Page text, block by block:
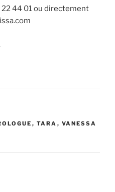
44 01 ou directement
, TARA , VANESSA